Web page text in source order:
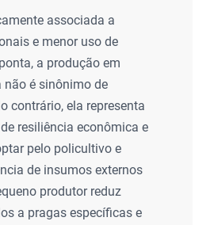
associada a
e menor uso de
a produção em
não é sinônimo de
contrário, ela representa
resiliência econômica e
pelo policultivo e
de insumos externos
produtor reduz
a pragas específicas e